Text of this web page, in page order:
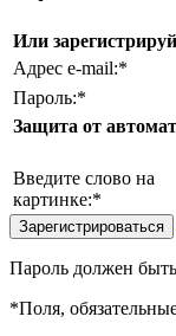
Или
Адрес e-mail:*
Пароль:*
Защита от
Введите слово на
картинке:*
Пароль должен
*Поля,